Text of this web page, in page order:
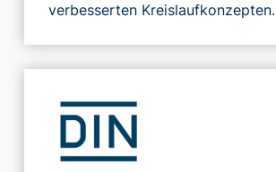
verbesserten Kreislaufkonzepten.